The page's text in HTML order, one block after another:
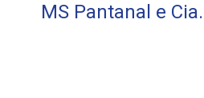
MS Pantanal e